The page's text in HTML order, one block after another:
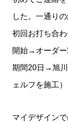
した。一通り
初回お打ち合
開始→オーダ
期間20日→旭川
ェルフを施工）
マイデザイン